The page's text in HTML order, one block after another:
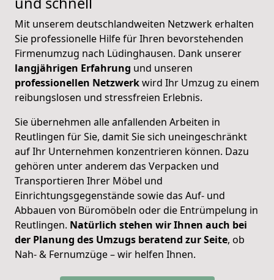
Mit unserem deutschlandweiten Netzwerk erhalten
Sie professionelle Hilfe für Ihren bevorstehenden
Firmenumzug nach Lüdinghausen. Dank unserer
langjährigen Erfahrung und unseren
professionellen Netzwerkwird Ihr Umzug zu einem
reibungslosen und stressfreien Erlebnis.
Sie übernehmen alle anfallenden Arbeiten in
Reutlingen für Sie, damit Sie sich uneingeschränkt
auf Ihr Unternehmen konzentrieren können. Dazu
gehören unter anderem das Verpacken und
Transportieren Ihrer Möbel und
Einrichtungsgegenstände sowie das Auf- und
Abbauen von Büromöbeln oder die Entrümpelung in
Reutlingen. Natürlich stehen wir Ihnen auch bei
der Planung des Umzugs beratend zur Seite, ob
Nah- & Fernumzüge – wir helfen Ihnen.